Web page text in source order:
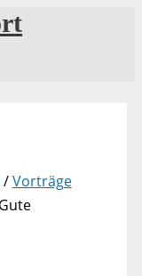
/Vorträge